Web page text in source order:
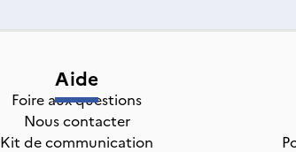
Aide
Foire aux questions
Nous contacter
Kit de communication